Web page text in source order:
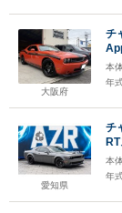
大阪府
チ
本
年
愛知県
チ
ワ
本
年